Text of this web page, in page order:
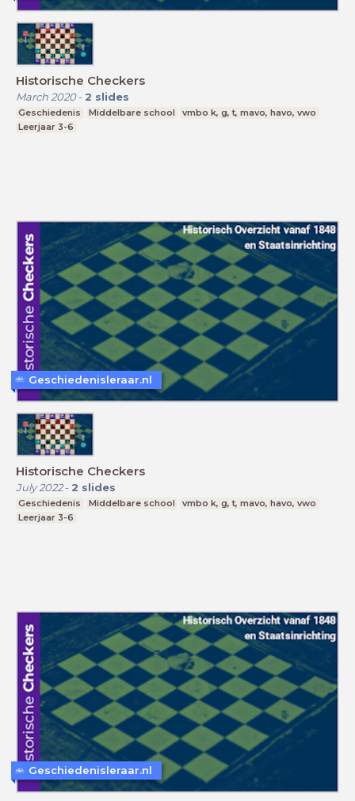
Historische Checkers
March 2020- 2 slides
Geschiedenis Middelbare school
vmbo k, g, t, mavo, havo, vwo
Leerjaar 3-6
Historische Checkers
July 2022- 2 slides
Geschiedenis Middelbare school
vmbo k, g, t, mavo, havo, vwo
Leerjaar 3-6
Geschiedenisleraar.nl
Geschiedenisleraar.nl